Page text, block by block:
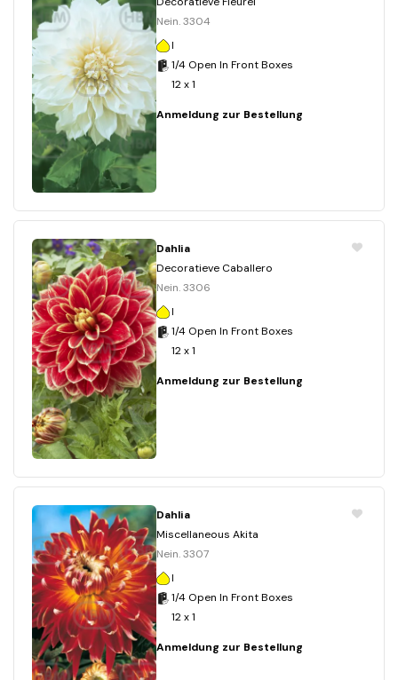
Nein. 3304
I
1/4 Open In Front Boxes
12 x 1
Anmeldung zur Bestellung
Dahlia
Decoratieve Caballero
Nein. 3306
I
1/4 Open In Front Boxes
12 x 1
Anmeldung zur Bestellung
Dahlia
Miscellaneous Akita
Nein. 3307
I
1/4 Open In Front Boxes
12 x 1
Anmeldung zur Bestellung